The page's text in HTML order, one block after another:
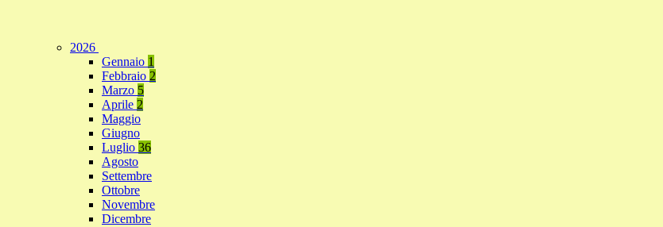
2026
Gennaio 1
Febbraio 2
Marzo 5
Aprile 2
Maggio
Giugno
Luglio 36
Agosto
Settembre
Ottobre
Novembre
Dicembre